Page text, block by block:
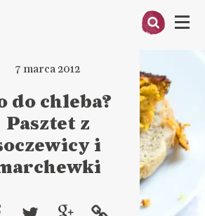
Menu
O MNIE
PRZEPISY
ARTYKUŁY
KSIĄŻKI
KONTAKT
7 marca 2012
do chleba?
Pasztet z
i